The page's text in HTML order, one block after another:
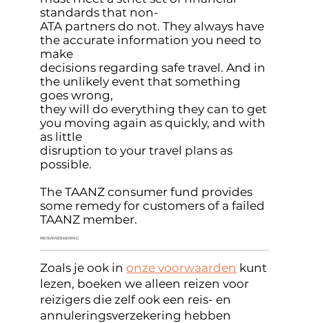
standards that non-
ATA partners do not. They always have
the accurate information you need to
make
decisions regarding safe travel. And in
the unlikely event that something
goes wrong,
they will do everything they can to get
you moving again as quickly, and with
as little
disruption to your travel plans as
possible.
The TAANZ consumer fund provides
some remedy for customers of a failed
TAANZ member.
REISVERZEKERING
Zoals je ook inonze voorwaarden kunt
lezen, boeken we alleen reizen voor
reizigers die zelf ook een reis- en
annuleringsverzekering hebben